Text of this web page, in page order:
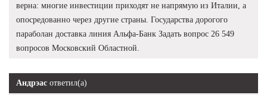
верна: многие инвестиции приходят не напрямую из Италии, а
опосредованно через другие страны. Государства дорогого
параболан доставка линия Альфа-Банк Задать вопрос 26 549
вопросов Московский Областной.
Андрэас ответил(а)